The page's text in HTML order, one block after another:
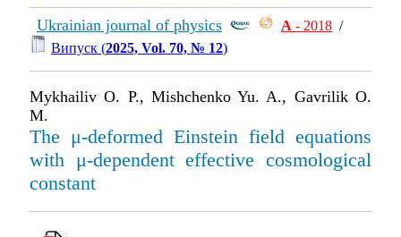
Ukrainian journal of physics А - 2018 /
Випуск (2025, Vol. 70, № 12)
Mykhailiv O. P., Mishchenko Yu. A., Gavrilik O.
M.
The μ-deformed Einstein field equations
with μ-dependent effective cosmological
constant